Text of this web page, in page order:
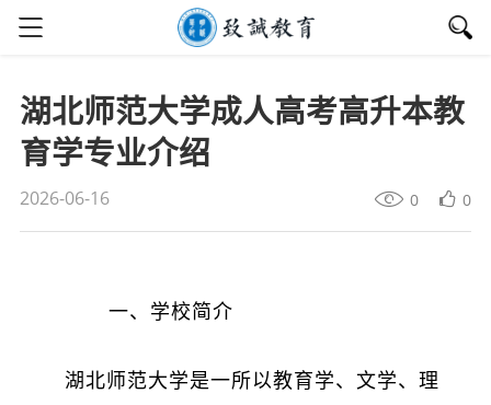
湖北师范大学成人高考高升本教
育学专业介绍
2026-06-16 0 0
一、学校简介
湖北师范大学是一所以教育学、文学、理